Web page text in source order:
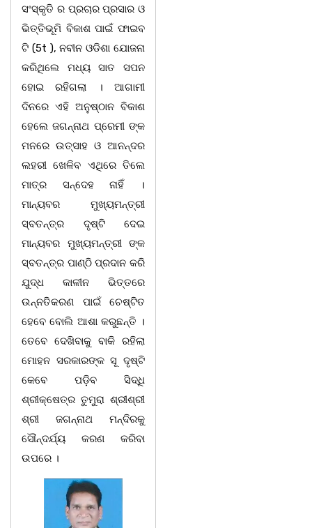
ସଂସ୍କୃତି ର ପ୍ରଚାର ପ୍ରସାର ଓ
ଭିତ୍ତିଭୂମି ବିକାଶ ପାଇଁ ଫାଇବ
ଟି (5t ), ନବୀନ ଓଡିଶା ଯୋଜନା
କରିଥିଲେ ମଧ୍ୟ ସାତ ସପନ
ହୋଇ ରହିଗଲା । ଆଗାମୀ
ଦିନରେ ଏହି ଅନୁଷ୍ଠାନ ବିକାଶ
ହେଲେ ଜଗନ୍ନାଥ ପ୍ରେମୀ ଙ୍କ
ମନରେ ଉତ୍ସାହ ଓ ଆନନ୍ଦର
ଲହରୀ ଖେଳିବ ଏଥିରେ ତିଲେ
ମାତ୍ର ସନ୍ଦେହ ନାହିଁ ।
ମାନ୍ୟବର ମୁଖ୍ୟମନ୍ତ୍ରୀ
ସ୍ବତନ୍ତ୍ର ଦୃଷ୍ଟି ଦେଇ
ମାନ୍ୟବର ମୁଖ୍ୟମନ୍ତ୍ରୀ ଙ୍କ
ସ୍ବତନ୍ତ୍ର ପାଣ୍ଠି ପ୍ରଦାନ କରି
ଯୁଦ୍ଧ କାଳୀନ ଭିତ୍ତରେ
ଉନ୍ନତିକରଣ ପାଇଁ ଚେଷ୍ଟିତ
ହେବେ ବୋଲି ଆଶା କରୁଛନ୍ତି ।
ତେବେ ଦେଖିବାକୁ ବାକି ରହିଲା
ମୋହନ ସରକାରଙ୍କ ସୂ ଦୃଷ୍ଟି
କେବେ ପଡ଼ିବ ସିଦ୍ଧି
ଶ୍ରୀକ୍ଷେତ୍ର ତୁମୁରା ଶ୍ରୀଶ୍ରୀ
ଶ୍ରୀ ଜଗନ୍ନାଥ ମନ୍ଦିରକୁ
ସୌନ୍ଦର୍ଯ୍ୟ କରଣ କରିବା
ଉପରେ ।